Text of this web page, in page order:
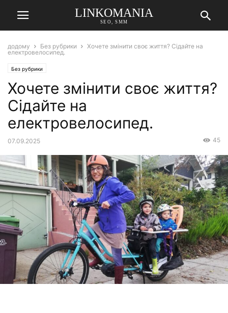
LINKOMANIA
SEO, SMM
додому Без рубрики
Хочете змінити своє життя? Сідайте на
електровелосипед.
Без рубрики
Хочете змінити своє життя?
Сідайте на
електровелосипед.
07.09.2025 45